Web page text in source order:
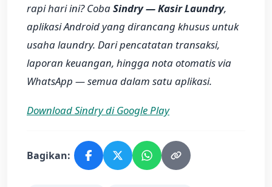
rapi hari ini? CobaSindry — Kasir Laundry,
aplikasi Android yang dirancang khusus untuk
usaha laundry. Dari pencatatan transaksi,
laporan keuangan, hingga nota otomatis via
WhatsApp — semua dalam satu aplikasi.
Download Sindry di Google Play
Bagikan: